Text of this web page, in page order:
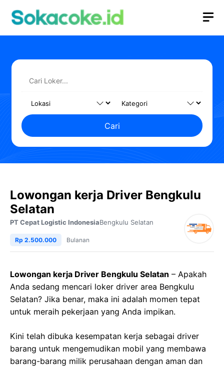
Cari
Lowongan kerja Driver Bengkulu
Selatan
PT Cepat Logistic IndonesiaBengkulu Selatan
Rp 2.500.000 Bulanan
Lowongan kerja Driver Bengkulu Selatan – Apakah
Anda sedang mencari loker driver area Bengkulu
Selatan? Jika benar, maka ini adalah momen tepat
untuk meraih pekerjaan yang Anda impikan.
Kini telah dibuka kesempatan kerja sebagai driver
barang untuk mengemudikan mobil yang membawa
barang-barang milik perusahaan dengan aman dan